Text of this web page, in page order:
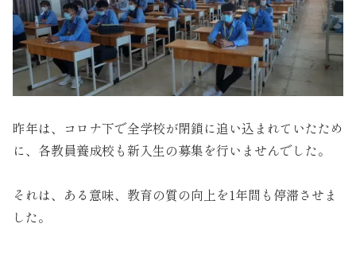
昨年は、コロナ下で全学校が閉鎖に追い込まれていたため
に、各教員養成校も新入生の募集を行いませんでした。
それは、ある意味、教育の質の向上を1年間も停滞させま
した。